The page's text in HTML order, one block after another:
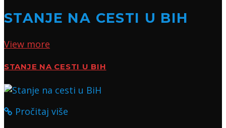
STANJE NA CESTI U BIH
View more
STANJE NA CESTI U BIH
Pročitaj više